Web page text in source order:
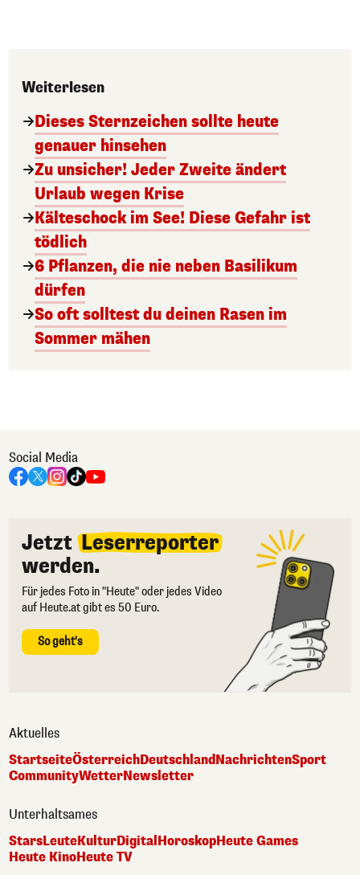
Weiterlesen
Dieses Sternzeichen sollte heute
genauer hinsehen
Zu unsicher! Jeder Zweite ändert
Urlaub wegen Krise
Kälteschock im See! Diese Gefahr ist
tödlich
6 Pflanzen, die nie neben Basilikum
dürfen
So oft solltest du deinen Rasen im
Sommer mähen
Social Media
Jetzt Leserreporter
werden.
Für jedes Foto in "Heute" oder jedes Video
auf Heute.at gibt es 50 Euro.
So geht's
Aktuelles
StartseiteÖsterreichDeutschlandNachrichtenSport
CommunityWetterNewsletter
Unterhaltsames
StarsLeuteKulturDigital HoroskopHeute Games
Heute KinoHeute TV